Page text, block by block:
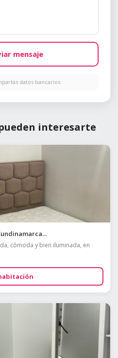
mensaje
datos bancarios
interesarte
cómoda y bien iluminada, en